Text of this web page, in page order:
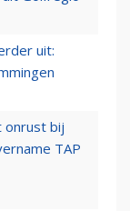
uit:
onrust bij
TAP